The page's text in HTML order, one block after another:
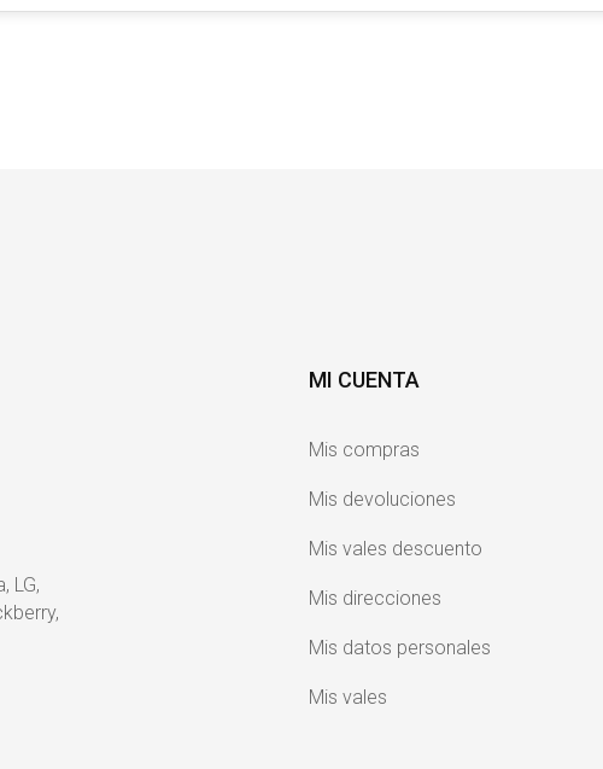
LG,
MI CUENTA
Mis compras
Mis devoluciones
Mis vales descuento
Mis direcciones
Mis datos personales
Mis vales